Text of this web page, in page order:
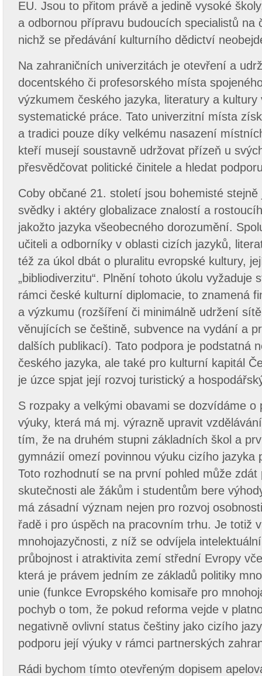
EU. Jsou to přitom právě a jedině vysoké
a odbornou přípravu budoucích specialistů na
nichž se předávání kulturního dědictví
Na zahraničních univerzitách je otevření a
docentského či profesorského místa
výzkumem českého jazyka, literatury a kultury
systematické práce. Tato univerzitní místa
a tradici pouze díky velkému nasazení
kteří musejí soustavně udržovat přízeň u
přesvědčovat politické činitele a hledat
Coby občané 21. století jsou bohemisté
svědky i aktéry globalizace znalostí a
jakožto jazyka všeobecného dorozumění.
učiteli a odborníky v oblasti cizích jazyků,
též za úkol dbát o pluralitu evropské kultury,
„bibliodiverzitu“. Plnění tohoto úkolu vyžaduje
rámci české kulturní diplomacie, to znamená
a výzkumu (rozšíření či minimálně udržení
věnujících se češtině, subvence na vydání a
dalších publikací). Tato podpora je podstatná
českého jazyka, ale také pro kulturní kapitál
je úzce spjat její rozvoj turistický a
S rozpaky a velkými obavami se dozvídáme o
výuky, která má mj. výrazně upravit
tím, že na druhém stupni základních škol a
gymnázií omezí povinnou výuku cizího jazyka
Toto rozhodnutí se na první pohled může zdát
skutečnosti ale žákům i studentům bere
má zásadní význam nejen pro rozvoj
řadě i pro úspěch na pracovním trhu. Je totiž
mnohojazyčnosti, z níž se odvíjela
průbojnost i atraktivita zemí střední Evropy
která je právem jedním ze základů politiky
unie (funkce Evropského komisaře pro
pochyb o tom, že pokud reforma vejde v
negativně ovlivní status češtiny jako cizího
podporu její výuky v rámci partnerských
Rádi bychom tímto otevřeným dopisem